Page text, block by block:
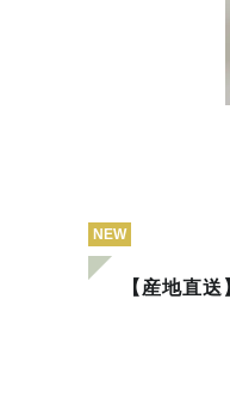
NEW
【産地直